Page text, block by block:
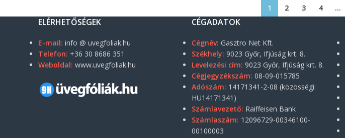
1 2 3 4 …
ELÉRHETŐSÉGEK
E-mail: info @ uvegfoliak.hu
Telefon: +36 30 8686 351
Weboldal: www.uvegfoliak.hu
CÉGADATOK
Cégnév: Gasztro Net Kft.
Székhely: 9023 Győr, Ifjúság krt. 8.
Levelezési cím: 9023 Győr, Ifjúság krt. 8.
Cégjegyzékszám: 08-09-015785
Adószám: 14171341-2-08 (közösségi:
HU14171341)
Számlavezető: Raiffeisen Bank
Számlaszám: 12096729-00346100-
00100003